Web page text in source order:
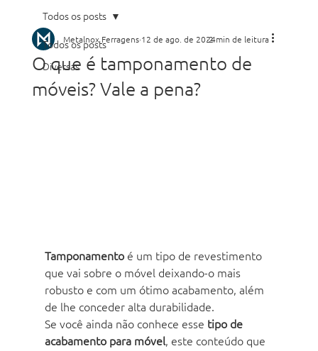
Todos os posts
Diversas
Todos os posts
O que é tamponamento de
móveis? Vale a pena?
Metalnox Ferragens 12 de ago. de 20242 min de leitura
Tamponamento é um tipo de revestimento
que vai sobre o móvel deixando-o mais
robusto e com um ótimo acabamento, além
de lhe conceder alta durabilidade.
Se você ainda não conhece esse tipo de
acabamento para móvel, este conteúdo que